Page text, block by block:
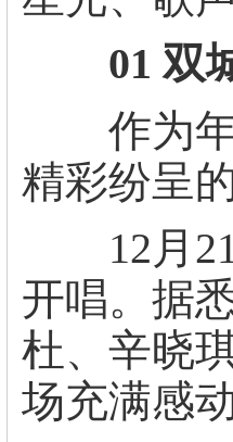
01 双
作为年
精彩纷呈
12月21
开唱。据
杜、辛晓
场充满感